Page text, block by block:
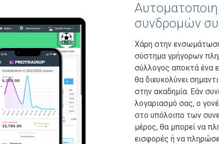
συνδρομών
Χάρη στην
σύστημα γρήγορων
σύλλογος αποκτά ένα
θα διευκολύνει
στην ακαδημία. Εάν
λογαριασμό σας, ο
στο υπόλοιπο των
μέρος, θα μπορεί να
εισφορές ή να